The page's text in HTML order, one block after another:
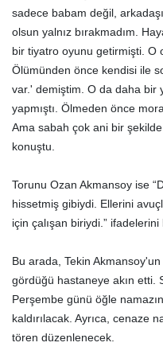
sadece babam değil,
olsun yalnız bırakmadım.
bir tiyatro oyunu getirmişti. O
Ölümünden önce kendisi ile
var.' demiştim. O da daha bir
yapmıştı. Ölmeden önce
Ama sabah çok ani bir
konuştu.
Torunu Ozan Akmansoy ise
hissetmiş gibiydi. Ellerini
için çalışan biriydi.” ifadelerini
Bu arada, Tekin
gördüğü hastaneye akın etti.
Perşembe günü öğle
kaldırılacak. Ayrıca, cenaze
tören düzenlenecek.